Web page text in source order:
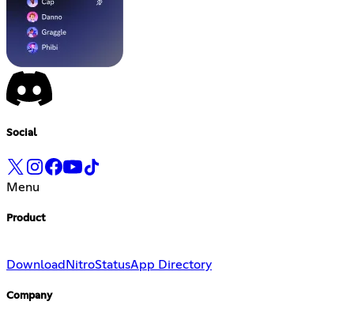
Social
Menu
Product
Download NitroStatusApp Directory
Company